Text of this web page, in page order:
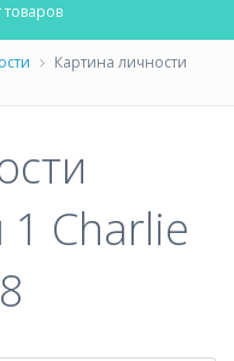
Картина личности
Charlie